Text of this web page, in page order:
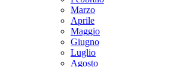
Marzo
Aprile
Maggio
Giugno
Luglio
Agosto